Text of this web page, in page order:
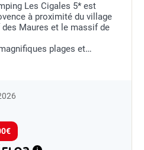
Les Cigales 5* est
à proximité du village
Maures et le massif de
plages et